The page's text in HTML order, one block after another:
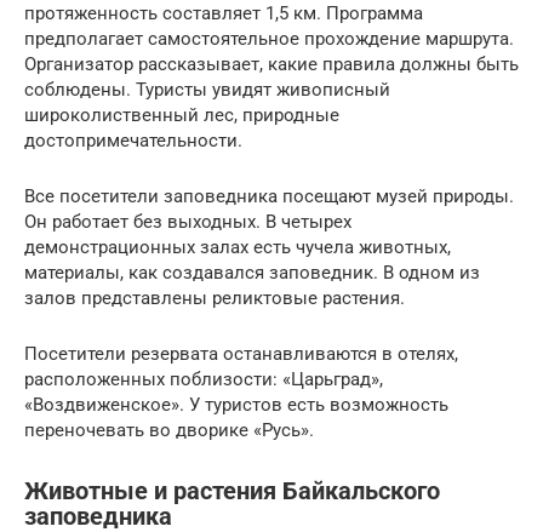
протяженность составляет 1,5 км. Программа
предполагает самостоятельное прохождение маршрута.
Организатор рассказывает, какие правила должны быть
соблюдены. Туристы увидят живописный
широколиственный лес, природные
достопримечательности.
Все посетители заповедника посещают музей природы.
Он работает без выходных. В четырех
демонстрационных залах есть чучела животных,
материалы, как создавался заповедник. В одном из
залов представлены реликтовые растения.
Посетители резервата останавливаются в отелях,
расположенных поблизости: «Царьград»,
«Воздвиженское». У туристов есть возможность
переночевать во дворике «Русь».
Животные и растения Байкальского
заповедника